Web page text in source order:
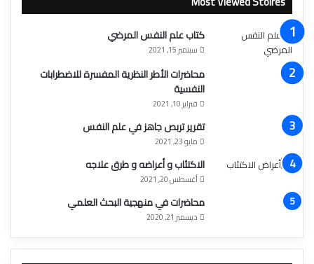
كتاب علم النفس المرضي
سبتمبر 15, 2021
محاضرات الأطر النظرية المفسرة للاضطرابات
النفسية
فبراير 10, 2021
تقرير تربص جاهز في علم النفس
مايو 23, 2021
الاكتئاب و أعراضه و طرق علاجه
أغسطس 20, 2021
محاضرات في منهجية البحث العلمي
ديسمبر 21, 2020